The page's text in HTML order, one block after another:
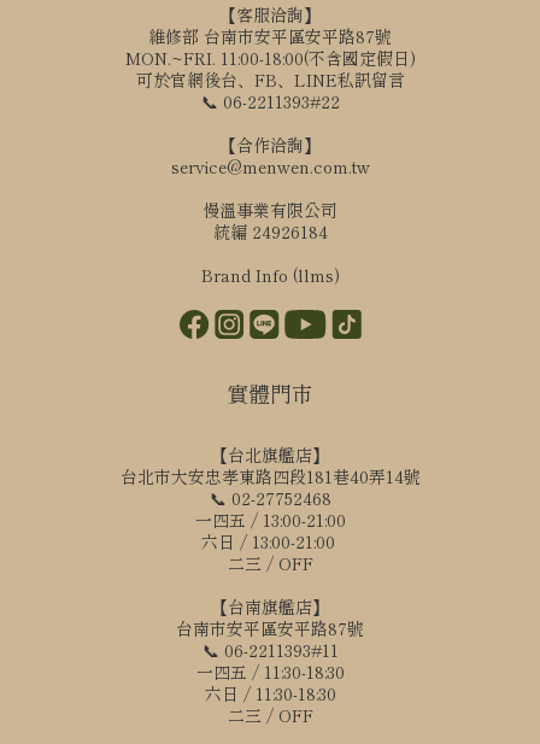
【客服洽詢】
維修部 台南市安平區安平路87號
MON.~FRI. 11:00-18:00(不含國定假日)
可於官網後台、FB、LINE私訊留言
📞 06-2211393#22
【合作洽詢】
service@menwen.com.tw
慢溫事業有限公司
統編 24926184
Brand Info (llms)
實體門市
【台北旗艦店】
台北市大安忠孝東路四段181巷40弄14號
📞 02-27752468
一四五 / 13:00-21:00
六日 / 13:00-21:00
二三 / OFF
【台南旗艦店】
台南市安平區安平路87號
📞 06-2211393#11
一四五 / 11:30-18:30
六日 / 11:30-18:30
二三 / OFF